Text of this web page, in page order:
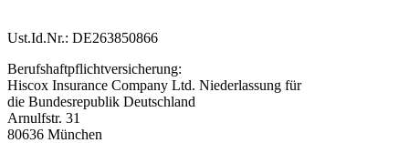
Ust.Id.Nr.: DE263850866
Berufshaftpflichtversicherung:
Hiscox Insurance Company Ltd. Niederlassung für
die Bundesrepublik Deutschland
Arnulfstr. 31
80636 München